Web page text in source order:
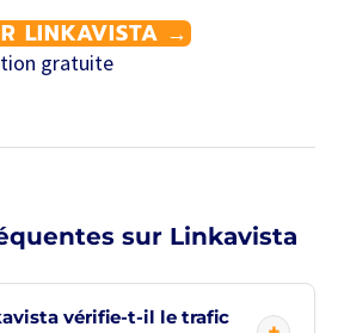
LINKAVISTA →
gratuite
sur Linkavista
vérifie-t-il le trafic